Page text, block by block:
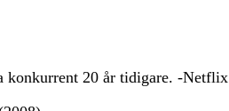
konkurrent 20 år tidigare. -Netflix